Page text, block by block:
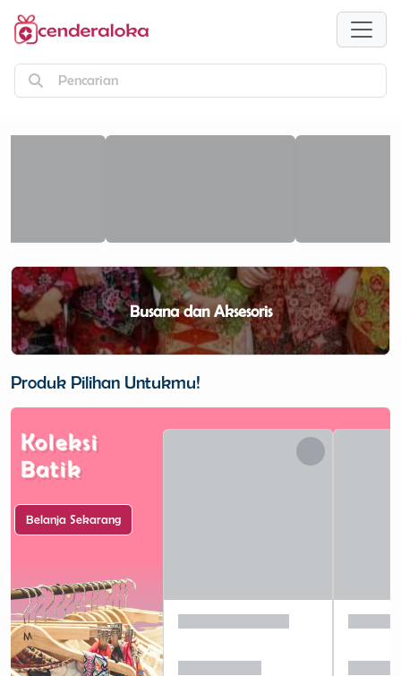
Pencarian
Busana dan Aksesoris
Produk Pilihan Untukmu!
Koleksi
Batik
Belanja Sekarang